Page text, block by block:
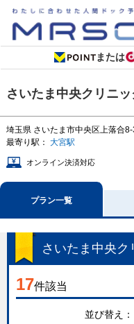
または
さいたま中央クリニッ
埼玉県 さいたま市中央区上落合
最寄り駅： 大宮駅
オンライン決済対応
プラン一覧
さいたま中央ク
17件該当
並び替え：